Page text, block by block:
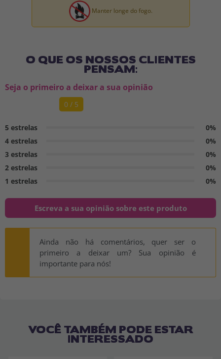
Manter longe do fogo.
O QUE OS NOSSOS CLIENTES
PENSAM:
Seja o primeiro a deixar a sua opinião
0 / 5
5 estrelas
0%
4 estrelas
0%
3 estrelas
0%
2 estrelas
0%
1 estrelas
0%
Escreva a sua opinião sobre este produto
Ainda não há comentários, quer ser o
primeiro a deixar um? Sua opinião é
importante para nós!
VOCÊ TAMBÉM PODE ESTAR
INTERESSADO